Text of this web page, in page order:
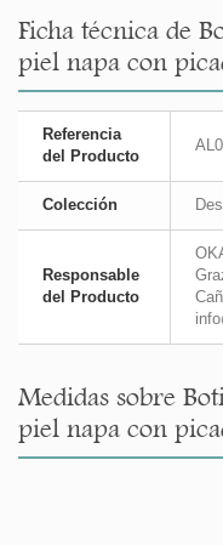
Ficha técnica de
piel napa con
Referencia
del Producto
Colección
Responsable
del Producto
Medidas sobre
piel napa con